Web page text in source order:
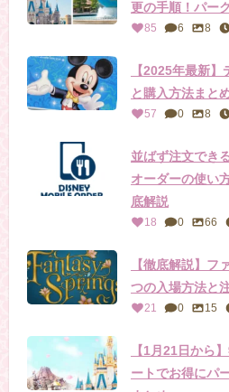
更の手順！パー
85 6 8
【2025年最新
と購入方法まと
57 0 8
並ばず注文でき
オーダーの使い
底解説
18 0 66
【徹底解説】フ
つの入場方法と
21 0 15
【1月21日から
ートでお得にパ